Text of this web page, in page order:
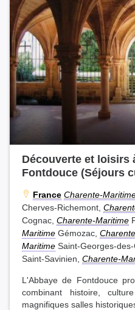
Découverte et loisirs
Fontdouce (Séjours
France Charente-
Cherves-Richemont,
Cognac, Charente-Maritime
Maritime Gémozac,
Maritime Saint-Georges-des-
Saint-Savinien, Charente-
L'Abbaye de Fontdouce
combinant histoire,
magnifiques salles